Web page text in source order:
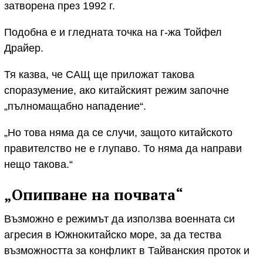
затворена през 1992 г.
Подобна е и гледната точка на г-жа Тойфел
Драйер.
Тя казва, че САЩ ще приложат такова
споразумение, ако китайският режим започне
„пълномащабно нападение“.
„Но това няма да се случи, защото китайското
правителство не е глупаво. То няма да направи
нещо такова.“
„Опипване на почвата“
Възможно е режимът да използва военната си
агресия в Южнокитайско море, за да тества
възможността за конфликт в Тайванския проток и